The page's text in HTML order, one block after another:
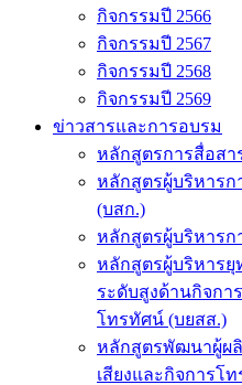
กิจกรรมปี 2566
กิจกรรมปี 2567
กิจกรรมปี 2568
กิจกรรมปี 2569
ข่าวสารและการอบรม
หลักสูตรการสื่อส
หลักสูตรผู้บริหารก
(บสก.)
หลักสูตรผู้บริหารก
หลักสูตรผู้บริหาร
ระดับสูงด้านกิจกา
โทรทัศน์ (บยสส.)
หลักสูตรพัฒนาผู้ผลิ
เสียงและกิจการโท